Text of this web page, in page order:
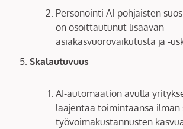
Personointi AI-pohjaisten
on osoittautunut lisäävän
asiakasvuorovaikutusta ja -
Skalautuvuus
AI-automaation avulla
laajentaa toimintaansa ilman
työvoimakustannusten